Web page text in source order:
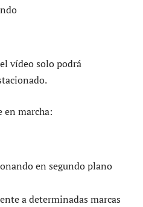
vídeo solo podrá
en marcha:
en segundo plano
a determinadas marcas